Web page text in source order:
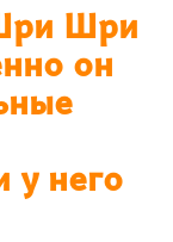
Шри
он
у него